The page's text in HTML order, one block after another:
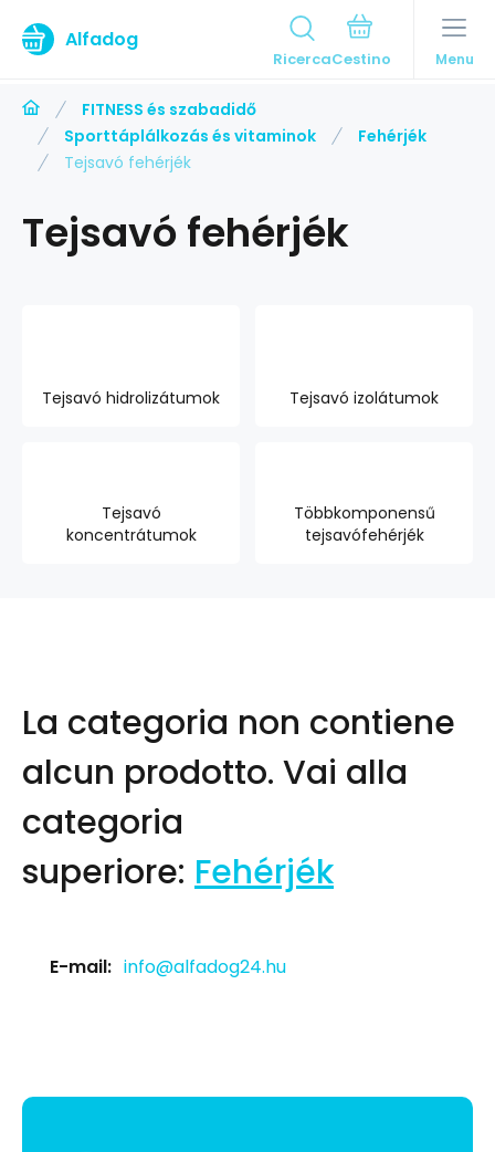
Alfadog
Ricerca Menu
FITNESS és szabadidő
Sporttáplálkozás és vitaminok
Fehérjék
Tejsavó fehérjék
Tejsavó fehérjék
Tejsavó hidrolizátumok Tejsavó izolátumok
Tejsavó
koncentrátumok
Többkomponensű
tejsavófehérjék
La categoria non contiene
alcun prodotto. Vai alla
categoria
superiore: Fehérjék
E-mail: info@alfadog24.hu